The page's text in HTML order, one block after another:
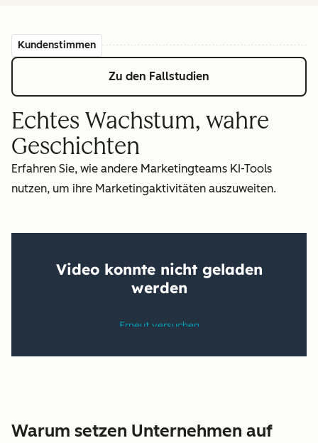
Kundenstimmen
Zu den Fallstudien
Echtes Wachstum, wahre
Geschichten
Erfahren Sie, wie andere Marketingteams KI-Tools
nutzen, um ihre Marketingaktivitäten auszuweiten.
Warum setzen Unternehmen auf